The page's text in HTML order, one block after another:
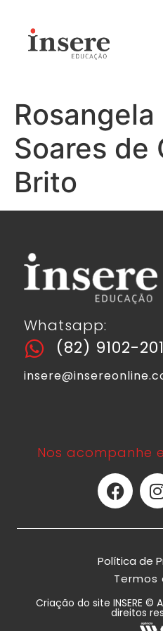
Soares de
Brito
Whatsapp:
(82) 9102-
Nos acompanhe
Política de
Termos
Criação do site INSERE ©
direitos